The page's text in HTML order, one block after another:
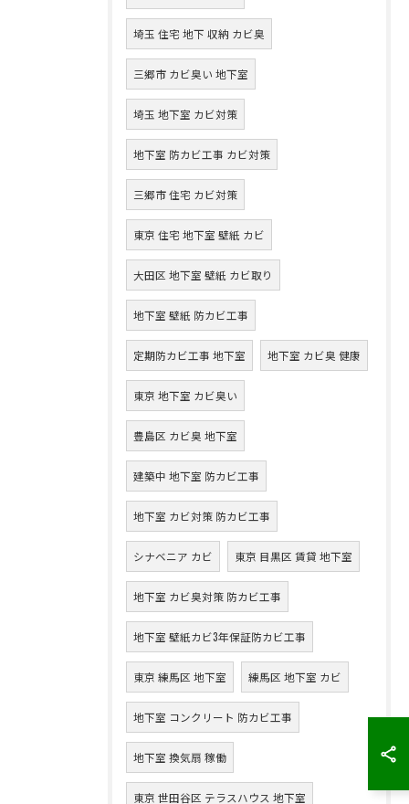
埼玉 住宅 地下 収納 カビ臭
三郷市 カビ臭い 地下室
埼玉 地下室 カビ対策
地下室 防カビ工事 カビ対策
三郷市 住宅 カビ対策
東京 住宅 地下室 壁紙 カビ
大田区 地下室 壁紙 カビ取り
地下室 壁紙 防カビ工事
定期防カビ工事 地下室 地下室 カビ臭 健康
東京 地下室 カビ臭い
豊島区 カビ臭 地下室
建築中 地下室 防カビ工事
地下室 カビ対策 防カビ工事
シナベニア カビ 東京 目黒区 賃貸 地下室
地下室 カビ臭対策 防カビ工事
地下室 壁紙カビ3年保証防カビ工事
東京 練馬区 地下室 練馬区 地下室 カビ
地下室 コンクリート 防カビ工事
地下室 換気扇 稼働
東京 世田谷区 テラスハウス 地下室